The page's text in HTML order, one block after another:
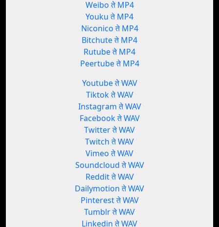
Weibo ते MP4
Youku ते MP4
Niconico ते MP4
Bitchute ते MP4
Rutube ते MP4
Peertube ते MP4
Youtube ते WAV
Tiktok ते WAV
Instagram ते WAV
Facebook ते WAV
Twitter ते WAV
Twitch ते WAV
Vimeo ते WAV
Soundcloud ते WAV
Reddit ते WAV
Dailymotion ते WAV
Pinterest ते WAV
Tumblr ते WAV
Linkedin ते WAV